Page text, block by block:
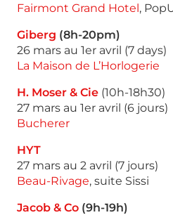
Fairmont Grand Hotel,
Giberg (8h-20pm)
26 mars au 1er avril (7 days)
La Maison de L’Horlogerie
H. Moser & Cie (10h-18h30)
27 mars au 1er avril (6 jours)
Bucherer
HYT
27 mars au 2 avril (7 jours)
Beau-Rivage, suite Sissi
Jacob & Co (9h-19h)